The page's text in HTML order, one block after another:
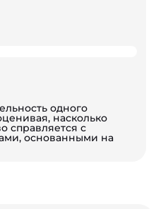
одного
насколько
справляется с
основанными на